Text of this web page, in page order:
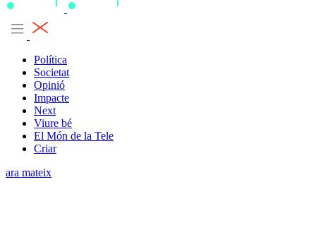
Política
Societat
Opinió
Impacte
Next
Viure bé
El Món de la Tele
Criar
ara mateix